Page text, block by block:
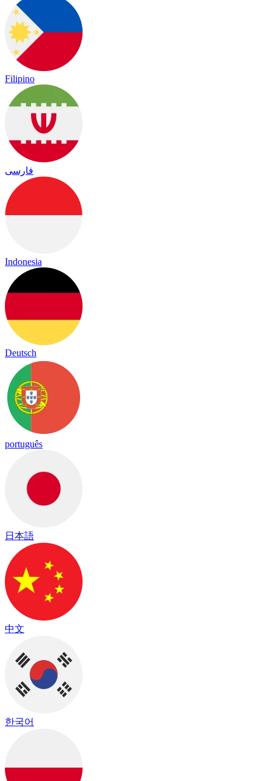
Filipino
فارسی
Indonesia
Deutsch
português
日本語
中文
한국어